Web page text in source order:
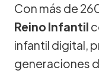
Con más de
Reino Infantil
infantil digital,
generaciones